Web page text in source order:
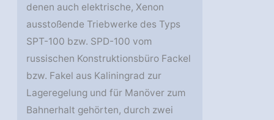
denen auch elektrische, Xenon
ausstoßende Triebwerke des Typs
SPT-100 bzw. SPD-100 vom
russischen Konstruktionsbüro Fackel
bzw. Fakel aus Kaliningrad zur
Lageregelung und für Manöver zum
Bahnerhalt gehörten, durch zwei